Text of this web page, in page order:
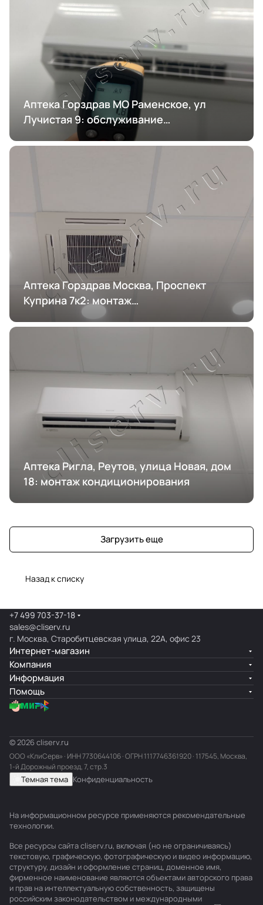
Аптека Горздрав МО Раменское, ул
Лучистая 9: обслуживание
кондиционирования
Аптека Горздрав Москва, Проспект
Куприна 7к2: монтаж
кондиционирования
Аптека Ригла, Реутов, улица Новая, дом
18: монтаж кондиционирования
Загрузить еще
Назад к списку
+7 499 703-37-18
sales@cliserv.ru
г. Москва, Старобитцевская улица, 22А, офис 23
Интернет-магазин
Компания
Информация
Помощь
© 2026 cliserv.ru
ООО «КлиСерв» · ИНН7730644106· ОГРН 1117746361920 · 117545, Москва,
1-й Дорожный проезд, 7, стр.3
Темная тема Конфиденциальность
На информационном ресурсе применяются рекомендательные
технологии.
Все ресурсы сайта cliserv.ru, включая (но не ограничиваясь)
текстовую, графическую, фотографическую и видео информацию,
структуру, дизайн и оформление страниц, доменное имя,
фирменное наименование являются объектами авторского права
и прав на интеллектуальную собственность, защищены
российским законодательством и международными